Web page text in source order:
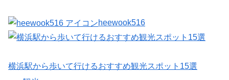
heewook516
横浜駅から歩いて行けるおすすめ観光スポット15選